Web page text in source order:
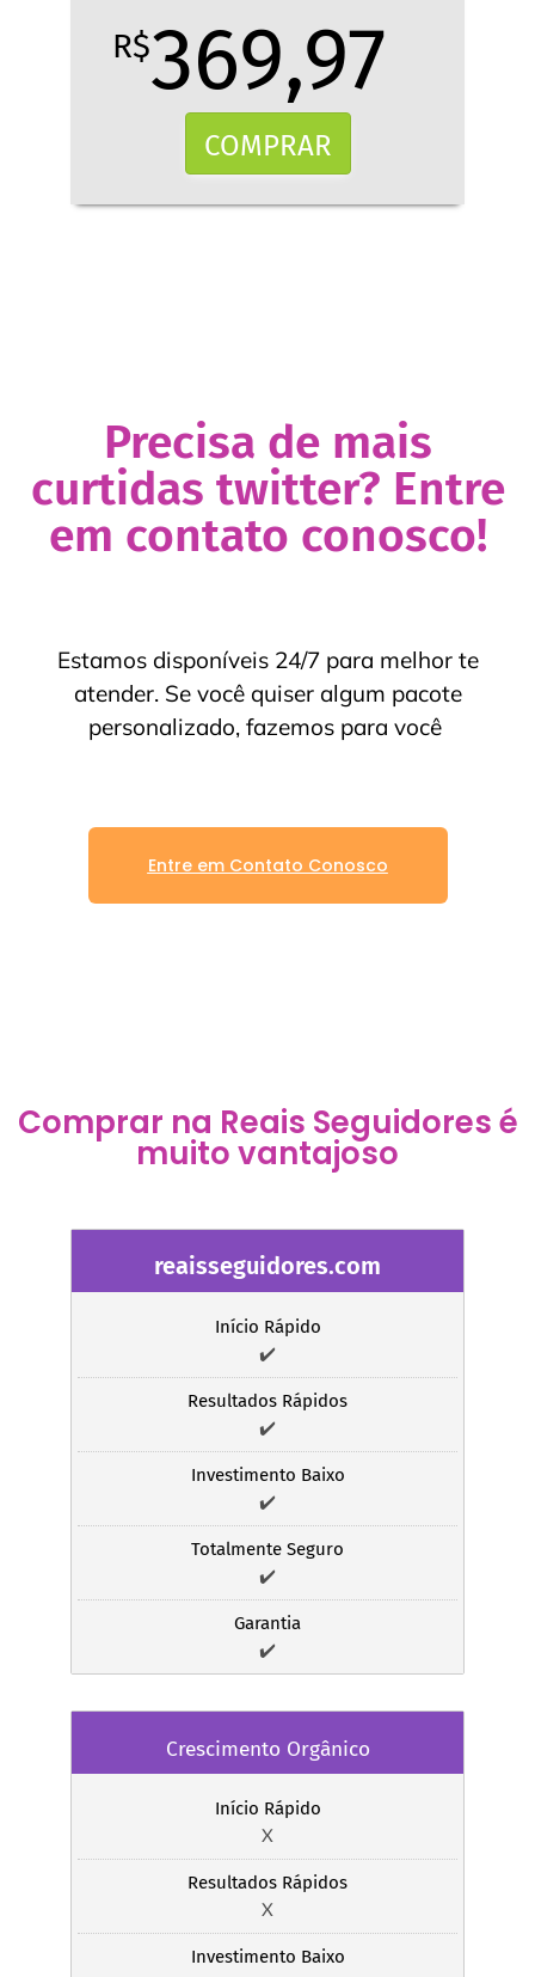
R$369,97
COMPRAR
Precisa de mais
curtidas twitter? Entre
em contato conosco!
Estamos disponíveis 24/7 para melhor te
atender. Se você quiser algum pacote
personalizado, fazemos para você
Entre em Contato Conosco
Comprar na Reais Seguidores é
muito vantajoso
reaisseguidores.com
Início Rápido
✔️
Resultados Rápidos
✔️
Investimento Baixo
✔️
Totalmente Seguro
✔️
Garantia
✔️
Crescimento Orgânico
Início Rápido
X
Resultados Rápidos
X
Investimento Baixo